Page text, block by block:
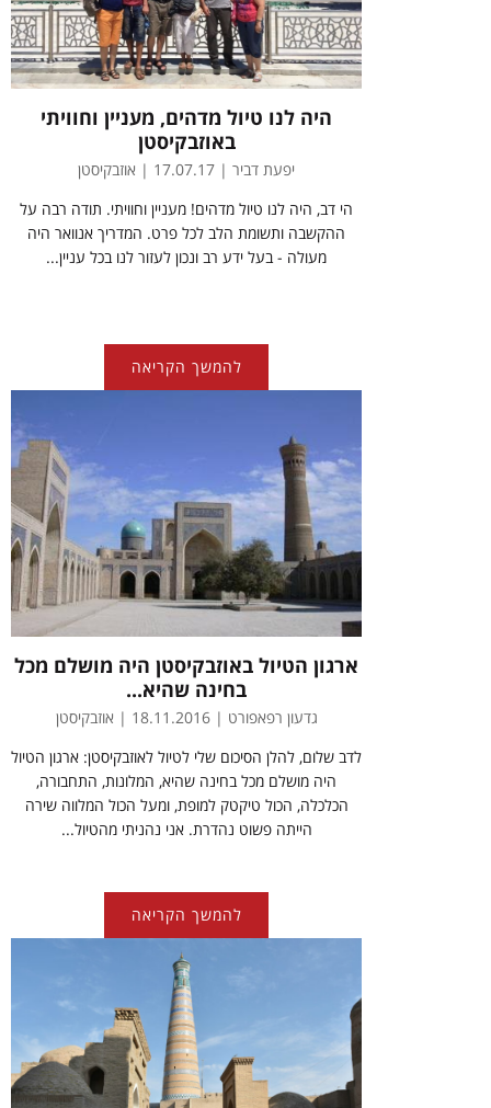
היה לנו טיול מדהים, מעניין וחוויתי
באוזבקיסטן
יפעת דביר | 17.07.17 | אוזבקיסטן
הי דב, היה לנו טיול מדהים! מעניין וחוויתי. תודה רבה על
ההקשבה ותשומת הלב לכל פרט. המדריך אנוואר היה
מעולה - בעל ידע רב ונכון לעזור לנו בכל עניין...
להמשך הקריאה
ארגון הטיול באוזבקיסטן היה מושלם מכל
בחינה שהיא...
גדעון רפאפורט | 18.11.2016 | אוזבקיסטן
לדב שלום, להלן הסיכום שלי לטיול לאוזבקיסטן: ארגון הטיול
היה מושלם מכל בחינה שהיא, המלונות, התחבורה,
הכלכלה, הכול טיקטק למופת, ומעל הכול המלווה שירה
הייתה פשוט נהדרת. אני נהניתי מהטיול...
להמשך הקריאה